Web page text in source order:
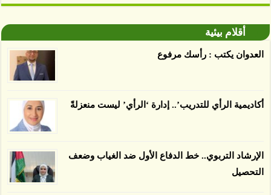
اعتمادها على أنها مستدامة تدمرت بشكل أسرع من
الأرض غير المعتمدة، وذلك حسب دراسة كشفت
الغطاء عن أي ادعاءات تقول بأن الزيت يمكن ألا
أقلام بيئية
العدوان يكتب : رأسك مرفوع
أكاديمية الرأي للتدريب’.. إدارة ‘الرأي’ ليست منعزلةً
الإرشاد التربوي.. خط الدفاع الأول ضد الغياب وضعف
التحصيل